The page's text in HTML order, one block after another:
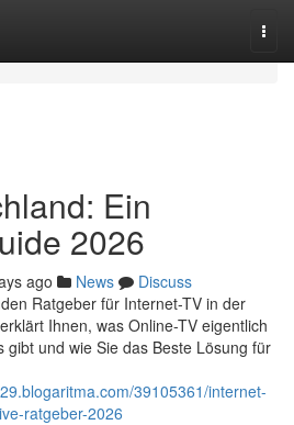
Ein
2026
ago News
Discuss
Ratgeber für Internet-TV in der
Ihnen, was Online-TV eigentlich
gibt und wie Sie das Beste Lösung für
39105361/internet-
ratgeber-2026